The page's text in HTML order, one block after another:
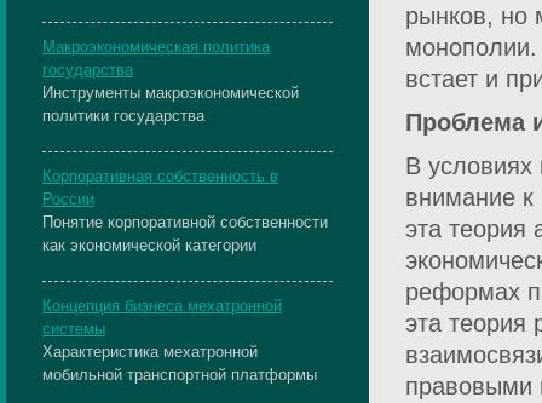
рынков, но
встает и
Проблема
В условиях
внимание к
эта теория
реформах
эта теория
правовыми
Макроэкономическая политика
государства
Инструменты макроэкономической
политики государства
Корпоративная собственность в
России
Понятие корпоративной собственности
как экономической категории
Концепция бизнеса мехатронной
системы
Характеристика мехатронной
мобильной транспортной платформы